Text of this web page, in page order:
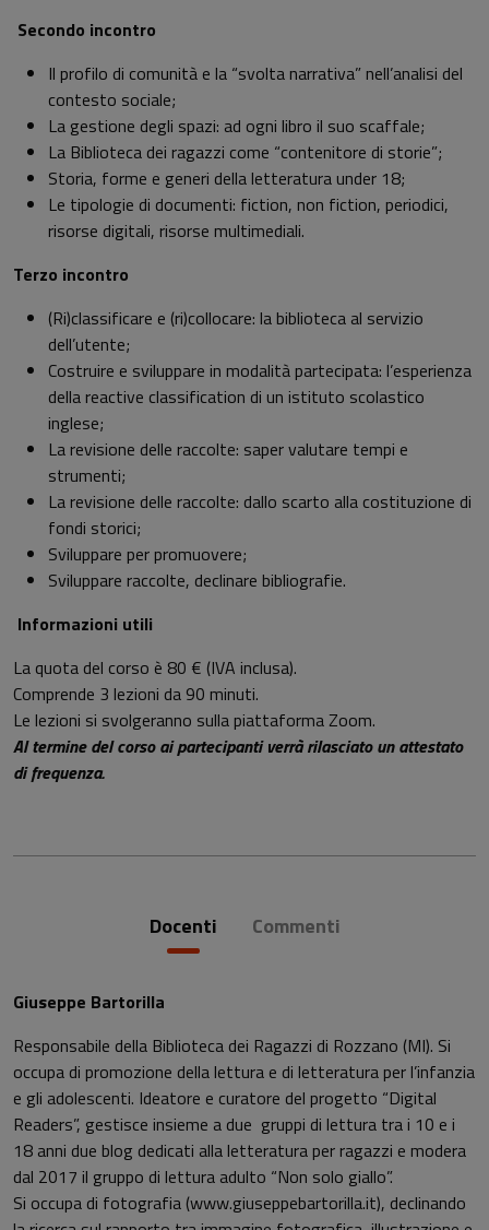
Secondo incontro
Il profilo di comunità e la “svolta narrativa” nell’analisi del
contesto sociale;
La gestione degli spazi: ad ogni libro il suo scaffale;
La Biblioteca dei ragazzi come “contenitore di storie”;
Storia, forme e generi della letteratura under 18;
Le tipologie di documenti: fiction, non fiction, periodici,
risorse digitali, risorse multimediali.
Terzo incontro
(Ri)classificare e (ri)collocare: la biblioteca al servizio
dell’utente;
Costruire e sviluppare in modalità partecipata: l’esperienza
della reactive classification di un istituto scolastico
inglese;
La revisione delle raccolte: saper valutare tempi e
strumenti;
La revisione delle raccolte: dallo scarto alla costituzione di
fondi storici;
Sviluppare per promuovere;
Sviluppare raccolte, declinare bibliografie.
Informazioni utili
La quota del corso è 80 € (IVA inclusa).
Comprende 3 lezioni da 90 minuti.
Le lezioni si svolgeranno sulla piattaforma Zoom.
Al termine del corso ai partecipanti verrà rilasciato un attestato
di frequenza.
Docenti Commenti
Giuseppe Bartorilla
Responsabile della Biblioteca dei Ragazzi di Rozzano (MI). Si
occupa di promozione della lettura e di letteratura per l’infanzia
e gli adolescenti. Ideatore e curatore del progetto “Digital
Readers”, gestisce insieme a due gruppi di lettura tra i 10 e i
18 anni due blog dedicati alla letteratura per ragazzi e modera
dal 2017 il gruppo di lettura adulto “Non solo giallo”.
Si occupa di fotografia (www.giuseppebartorilla.it), declinando